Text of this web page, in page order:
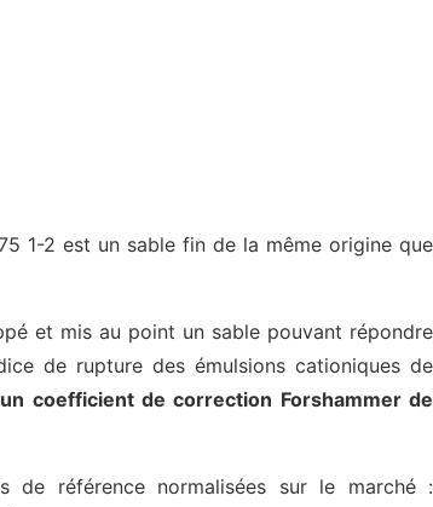
1-2 est un sable fin de la même origine que
et mis au point un sable pouvant répondre
de rupture des émulsions cationiques de
coefficient de correction Forshammerde
référence normalisées sur le marché :